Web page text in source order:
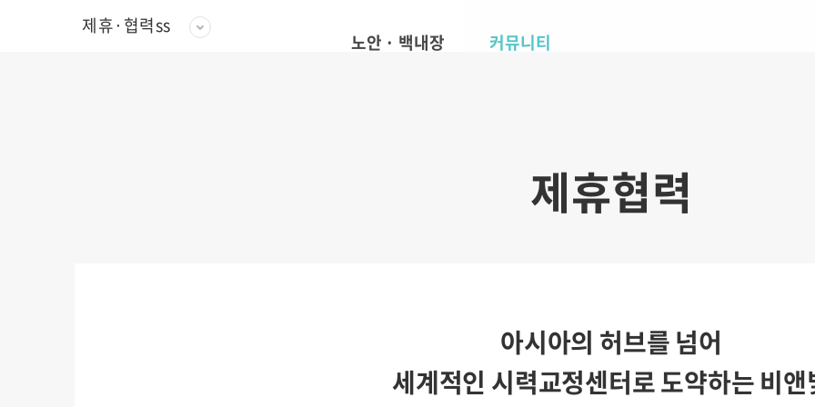
노안 · 백내장 커뮤니티
제휴·협력ss
제휴협력
아시아의 허브를 넘어
세계적인 시력교정센터로 도약하는 비앤